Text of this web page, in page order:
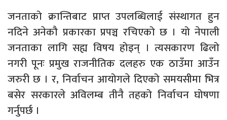
जनताको क्रान्तिबाट प्राप्त उपलब्धिलाई संस्थागत हुन
नदिने अनेकौ प्रकारका प्रपञ्च रचिएको छ । यो नेपाली
जनताका लागि सह्य विषय होइन् । त्यसकारण ढिलो
नगरी पूनः प्रमुख राजनीतिक दलहरु एक ठाउँमा आउँन
जरुरी छ । र, निर्वाचन आयोगले दिएको समयसीमा भित्र
बसेर सरकारले अविलम्ब तीनै तहको निर्वाचन घोषणा
गर्नुपर्छ ।